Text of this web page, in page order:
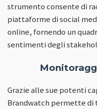
strumento consente di
piattaforme di social
online, fornendo un
sentimenti degli
Grazie alle sue potenti
Brandwatch permette